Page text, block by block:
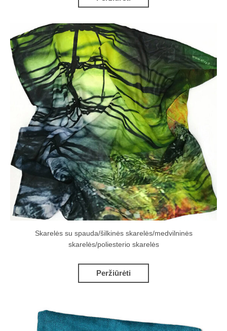
Skarelės su spauda/šilkinės skarelės/medvilninės
skarelės/poliesterio skarelės
Peržiūrėti